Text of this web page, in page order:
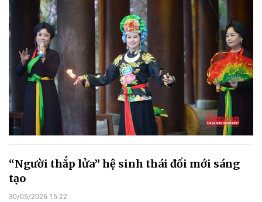
“Người thắp lửa” hệ sinh thái đổi mới sáng
tạo
30/05/2026 15:22